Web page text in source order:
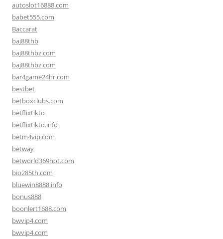
autoslot16888.com
babet555.com
Baccarat
baj88thb
baj88thbz.com
baj88thbz.com
bar4game24hr.com
bestbet
betboxclubs.com
betflixtikto
betflixtikto.info
betm4vip.com
betway
betworld369hot.com
bio285th.com
bluewin8888.info
bonus888
boonlert1688.com
bwvip4.com
bwvip4.com